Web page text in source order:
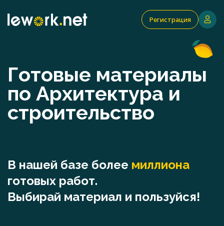
Регистрация
Готовые материалы
по Архитектура и
строительство
В нашей базе более миллиона
готовых работ.
Выбирай материал и пользуйся!